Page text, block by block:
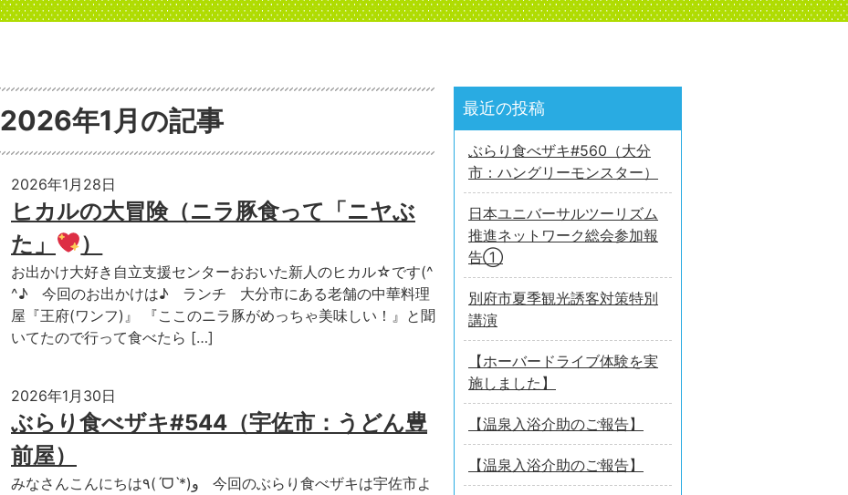
2026年1月の記事
2026年1月28日
ヒカルの大冒険（ニラ豚食って「ニヤぶ
た」
）
お出かけ大好き自立支援センターおおいた新人のヒカル☆です(^
^♪ 今回のお出かけは♪ ランチ 大分市にある老舗の中華料理
屋『王府(ワンフ)』 『ここのニラ豚がめっちゃ美味しい！』と聞
いてたので行って食べたら […]
2026年1月30日
ぶらり食べザキ#544（宇佐市：うどん豊
前屋）
みなさんこんにちは٩(ˊᗜˋ*)و 今回のぶらり食べザキは宇佐市よ
最近の投稿
ぶらり食べザキ#560（大分
市：ハングリーモンスター）
日本ユニバーサルツーリズム
推進ネットワーク総会参加報
告①
別府市夏季観光誘客対策特別
講演
【ホーバードライブ体験を実
施しました】
【温泉入浴介助のご報告】
【温泉入浴介助のご報告】